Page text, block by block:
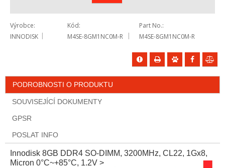
Výrobce
INNODISK
Kód
M4SE-8GM1NC0M-R
Part No.
M4SE-8GM1NC0M-R
PODROBNOSTI O PRODUKTU
SOUVISEJÍCÍ DOKUMENTY
GPSR
POSLAT INFO
Innodisk 8GB DDR4 SO-DIMM, 3200MHz, CL22, 1Gx8,
Micron 0°C~+85°C, 1.2V >